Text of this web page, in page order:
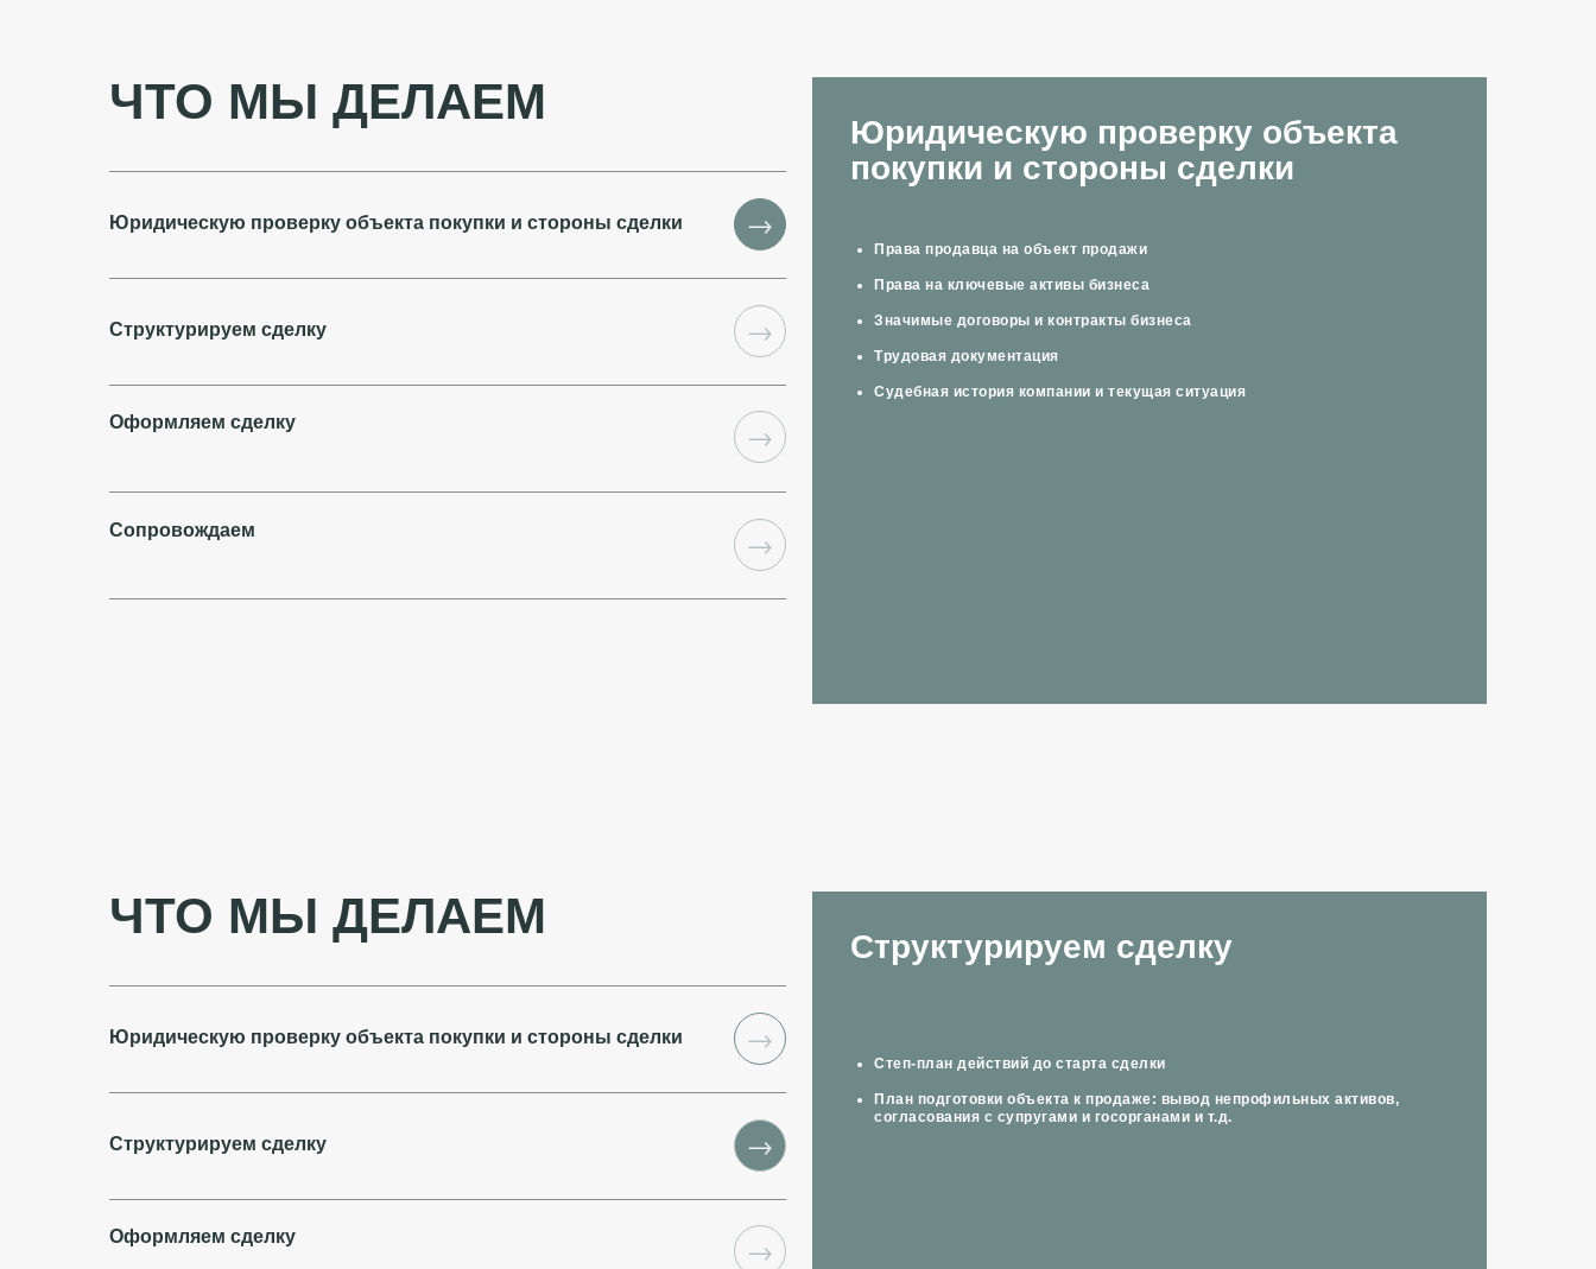
ЧТО МЫ ДЕЛАЕМ
Юридическую проверку объекта покупки и стороны сделки
Структурируем сделку
Оформляем сделку
Сопровождаем
Юридическую проверку объекта
покупки и стороны сделки
Права продавца на объект продажи
Права на ключевые активы бизнеса
Значимые договоры и контракты бизнеса
Трудовая документация
Судебная история компании и текущая ситуация
→
→
→
→
Структурируем сделку
Степ-план действий до старта сделки
План подготовки объекта к продаже: вывод непрофильных активов,
согласования с супругами и госорганами и т.д.
→
→
→
ЧТО МЫ ДЕЛАЕМ
Юридическую проверку объекта покупки и стороны сделки
Структурируем сделку
Оформляем сделку